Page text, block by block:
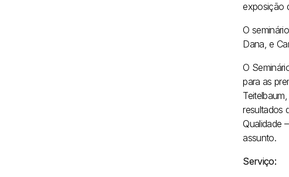
exposição
O
Dana, e
O
para as
resultados
Qualidade
assunto.
Serviço: